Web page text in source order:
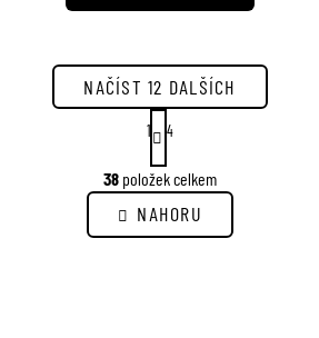
O
v
l
á
NAČÍST 12 DALŠÍCH
S
t
r
á
n
k
o
1 4
38 položek celkem
NAHORU